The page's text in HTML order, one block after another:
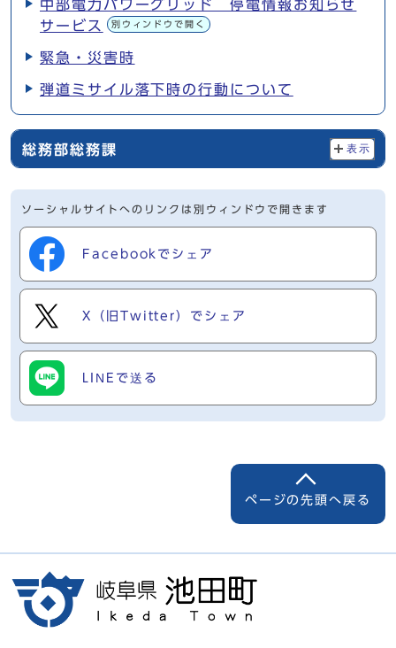
中部電力パワーグリッド 停電情報お知らせ
サービス
別ウィンドウで開く
緊急・災害時
弾道ミサイル落下時の行動について
総務部総務課 表示
ソーシャルサイトへのリンクは別ウィンドウで開きます
Facebookでシェア
X（旧Twitter）でシェア
LINEで送る
ページの先頭へ戻る